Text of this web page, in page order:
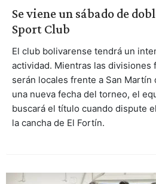
Se viene un sábado de
Sport Club
El club bolivarense tendrá un
actividad. Mientras las divisiones
serán locales frente a San Martín
una nueva fecha del torneo, el
buscará el título cuando dispute
la cancha de El Fortín.